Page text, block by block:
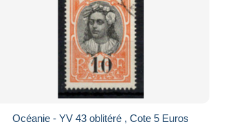
Océanie - YV 43 oblitéré , Cote 5 Euros